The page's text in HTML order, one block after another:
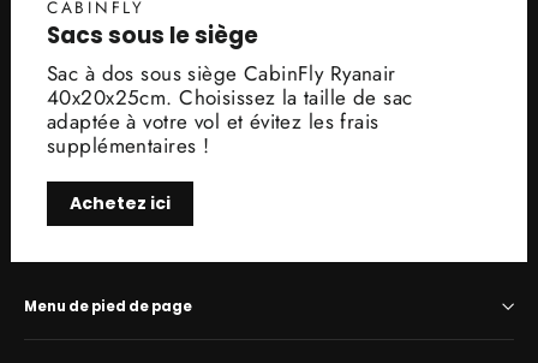
CABINFLY
Sacs sous le siège
Sac à dos sous siège CabinFly Ryanair
40x20x25cm. Choisissez la taille de sac
adaptée à votre vol et évitez les frais
supplémentaires !
Achetez ici
Menu de pied de page